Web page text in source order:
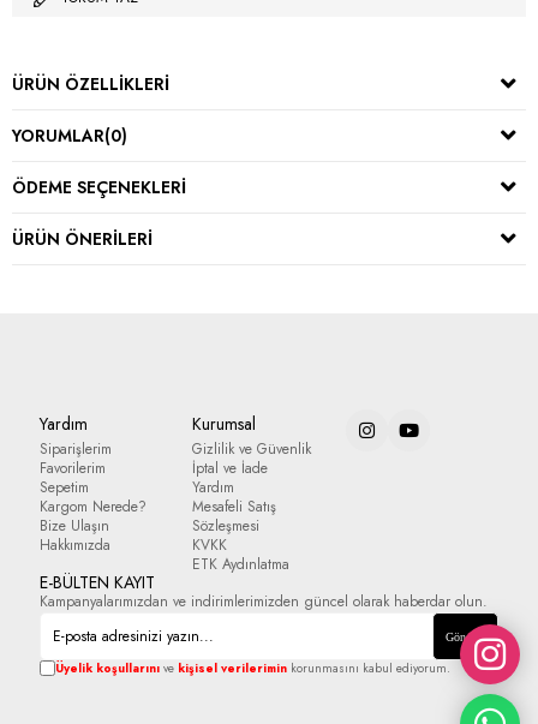
ÜRÜN ÖZELLIKLERI
YORUMLAR(0)
ÖDEME SEÇENEKLERI
ÜRÜN ÖNERILERI
Yardım
Siparişlerim
Favorilerim
Sepetim
Kargom Nerede?
Bize Ulaşın
Hakkımızda
Kurumsal
Gizlilik ve Güvenlik
İptal ve İade
Yardım
Mesafeli Satış
Sözleşmesi
KVKK
ETK Aydınlatma
E-BÜLTEN KAYIT
Kampanyalarımızdan ve indirimlerimizden güncel olarak haberdar olun.
Gönder
Üyelik koşullarını ve kişisel verilerimin korunmasını kabul ediyorum.